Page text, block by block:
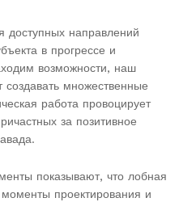
доступных направлений
в прогрессе и
возможности, наш
создавать множественные
работа провоцирует
за позитивное
показывают, что лобная
проектирования и